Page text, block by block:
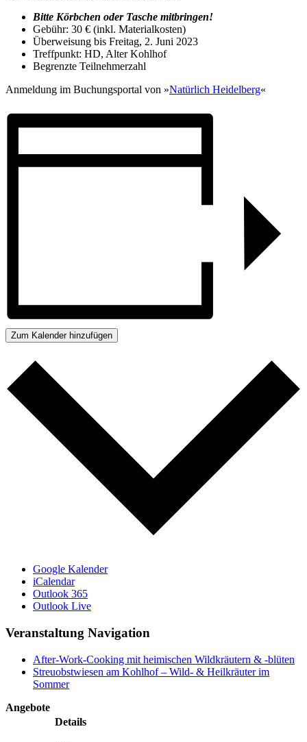
Bitte Körbchen oder Tasche mitbringen!
Gebühr: 30 € (inkl. Materialkosten)
Überweisung bis Freitag, 2. Juni 2023
Treffpunkt: HD, Alter Kohlhof
Begrenzte Teilnehmerzahl
Anmeldung im Buchungsportal von »Natürlich Heidelberg«
Zum Kalender hinzufügen
Google Kalender
iCalendar
Outlook 365
Outlook Live
Veranstaltung Navigation
After-Work-Cooking mit heimischen Wildkräutern & -blüten
Streuobstwiesen am Kohlhof – Wild- & Heilkräuter im
Sommer
Details
Angebote